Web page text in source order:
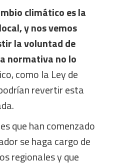
climático es la
y nos vemos
la voluntad de
normativa no lo
como la Ley de
revertir esta
que han comenzado
se haga cargo de
regionales y que